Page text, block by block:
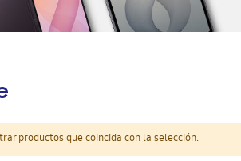
productos que coincida con la selección.